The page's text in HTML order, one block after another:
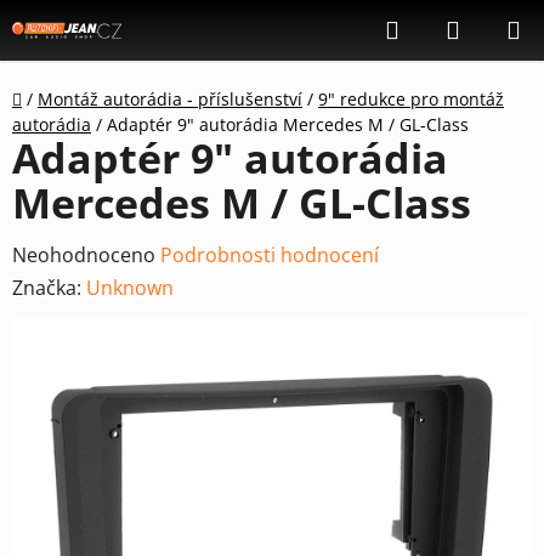
na
obsah
Hledat
KOŠÍK
Domů
/ Montáž autorádia - příslušenství / 9" redukce pro montáž
autorádia / Adaptér 9" autorádia Mercedes M / GL-Class
Adaptér 9" autorádia
Mercedes M / GL-Class
Průměrné
hodnocení
hvězdiček.
Neohodnoceno Podrobnosti hodnocení
Značka: Unknown